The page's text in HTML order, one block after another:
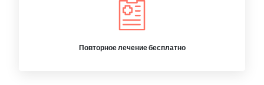
Повторное лечение бесплатно